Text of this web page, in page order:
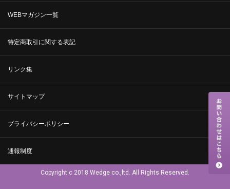
WEBマガジン一覧
特定商取引に関する表記
リンク集
サイトマップ
プライバシーポリシー
通報制度
Copyright c 2018 Wedge co.,ltd. All Rights Reserved.